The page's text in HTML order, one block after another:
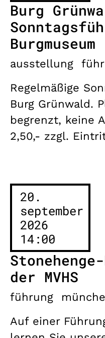
Burg
Burgmuseum
ausstellung
Regelmäßige
Burg Grünwald.
begrenzt, keine
2,50,- zzgl.
20.
september
2026
14:00
der MVHS
führung
Auf einer